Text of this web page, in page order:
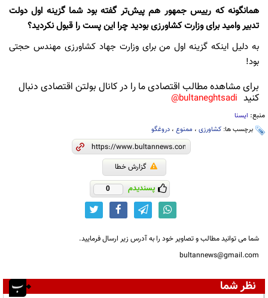
همانگونه که رییس جمهور هم پیش‌تر گفته بود شما گزینه اول دولت
تدبیر وامید برای وزارت کشاورزی بودید چرا این پست را قبول نکردید؟
به دلیل اینکه گزینه اول من برای وزارت جهاد کشاورزی مهندس حجتی
بود!
برای مشاهده مطالب اقتصادی ما را در کانال بولتن اقتصادی دنبال
کنید bultaneghtsadi@
منبع: ایسنا
برچسب ها: کشاورزی ، ممنوع ، دروغگو
گزارش خطا
پسندیدم 0
شما می توانید مطالب و تصاویر خود را به آدرس زیر ارسال فرمایید.
bultannews@gmail.com
نظر شما